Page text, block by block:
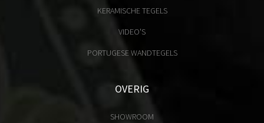
KERAMISCHE TEGELS
VIDEO'S
PORTUGESE WANDTEGELS
OVERIG
SHOWROOM